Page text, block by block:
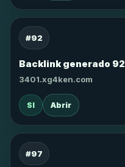
#92
Backlink generado 92
3401.xg4ken.com
SI Abrir
#97